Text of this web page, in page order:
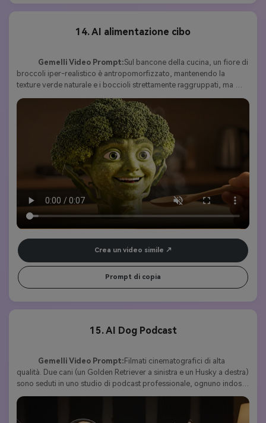
14. AI alimentazione cibo
Gemelli Video Prompt:Sul bancone della cucina, un fiore di
broccoli iper-realistico è antropomorfizzato, mantenendo la
texture verde naturale e i boccioli strettamente raggruppati, ma
stelo di broccoli. Il volto è anche realizzato con superficie di
broccoli, con sottili fossette e naturale lucentezza vegetale. I suoi
occhi rilassati guardano avanti. La scena inizia con un primo piano
del volto del broccoli, il vapore che sale dolcemente dalla sua
superficie. Dal basso a destra, entra nella cornice una mano umana,
che tiene in mano un cucchiaio di legno con un piccolo fioretto di
broccoli freschi. Il broccoli antropomorfo lo guarda con curiosità,
lentamente si sporge in avanti, apre la bocca e prende un morso,
masticando con movimenti realistici ed espressivi. La sua
espressione passa dalla calma soddisfazione a una deliziosa
sorpresa, gli occhi mezzi chiusi per il piacere. L'illuminazione
morbida e calda della cucina e i dettagli cinematografici
impregnano questo momento di una qualità umoristica ma
accattivante, evocando un'interazione intima, quasi stravagante tra
le verdure.
Crea un video simile
Prompt di copia
15. AI Dog Podcast
Gemelli Video Prompt:Filmati cinematografici di alta
qualità. Due cani (un Golden Retriever a sinistra e un Husky a destra)
sono seduti in uno studio di podcast professionale, ognuno indossa
le cuffie e parla nel proprio microfono attraverso un tavolo di
legno. Illuminazione studio calda con pannelli acustici sulle pareti. Il
Golden Retriever inizia dicendo con entusiasmo: "Gli esseri umani